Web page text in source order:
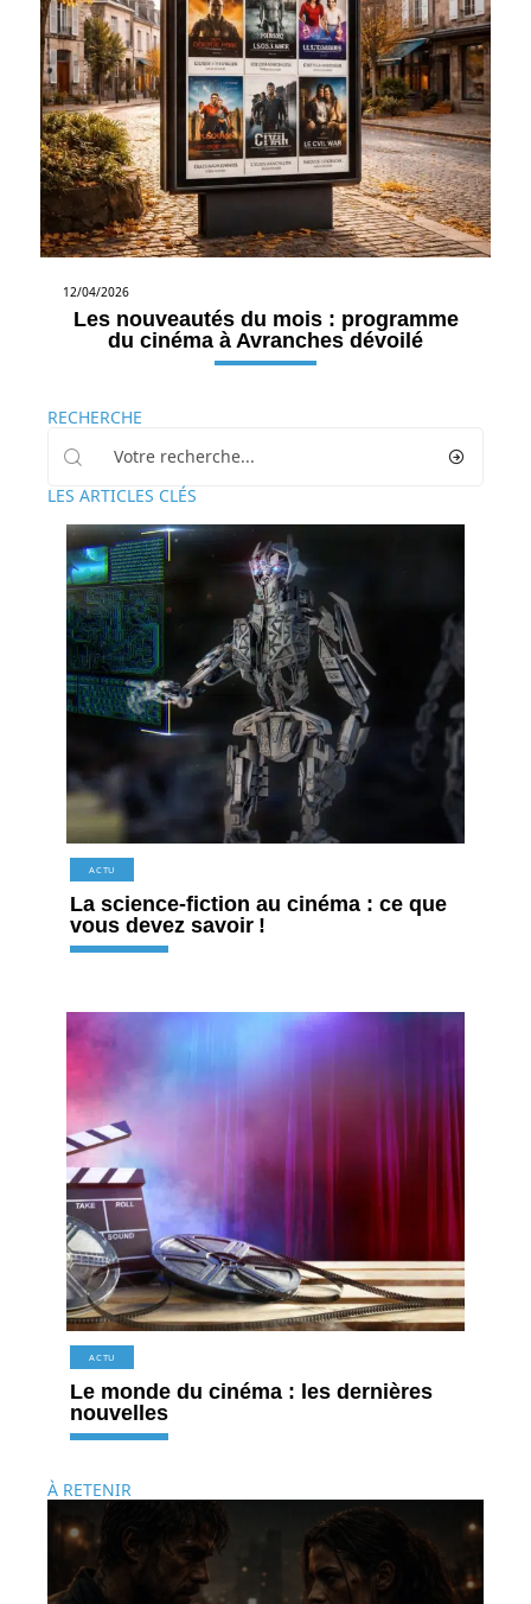
12/04/2026
Les nouveautés du mois : programme
du cinéma à Avranches dévoilé
RECHERCHE
LES ARTICLES CLÉS
ACTU
La science-fiction au cinéma : ce que
vous devez savoir !
ACTU
Le monde du cinéma : les dernières
nouvelles
À RETENIR